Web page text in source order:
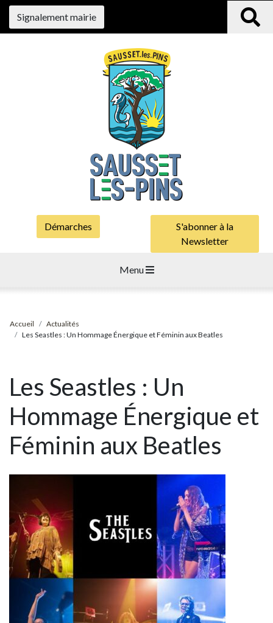
Signalement mairie
Démarches
S'abonner à la
Newsletter
Menu
Accueil
Actualités
Les Seastles : Un Hommage Énergique et Féminin aux Beatles
Les Seastles : Un
Hommage Énergique et
Féminin aux Beatles